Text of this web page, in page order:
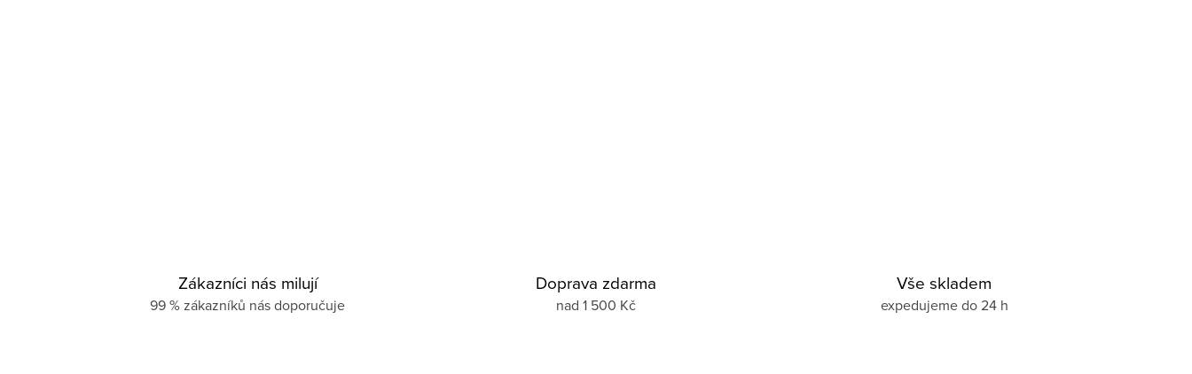
Zákazníci nás milují
99 % zákazníků nás doporučuje
Doprava zdarma
nad 1 500 Kč
Vše skladem
expedujeme do 24 h